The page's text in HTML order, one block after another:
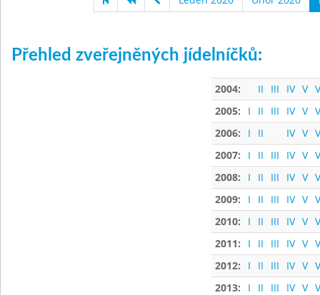
Přehled zveřejněných jídelníčků:
2004: II III IV V
2005:
I II III IV V
2006:
I II IV V
2007:
I II III IV V
2008:
I II III IV V
2009:
I II III IV V
2010:
I II III IV V
2011:
I II III IV V
2012:
I II III IV V
2013:
I II III IV V